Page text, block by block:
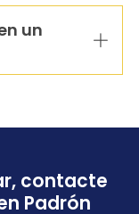
un
contacte
Padrón